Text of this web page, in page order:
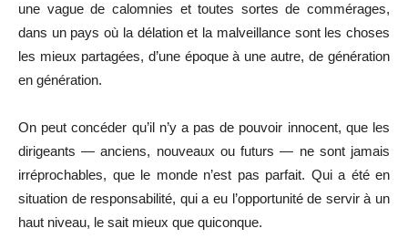
une vague de calomnies et toutes sortes de commérages,
dans un pays où la délation et la malveillance sont les choses
les mieux partagées, d’une époque à une autre, de génération
en génération.
On peut concéder qu’il n’y a pas de pouvoir innocent, que les
dirigeants — anciens, nouveaux ou futurs — ne sont jamais
irréprochables, que le monde n’est pas parfait. Qui a été en
situation de responsabilité, qui a eu l’opportunité de servir à un
haut niveau, le sait mieux que quiconque.